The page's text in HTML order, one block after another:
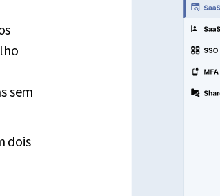
sem
dois